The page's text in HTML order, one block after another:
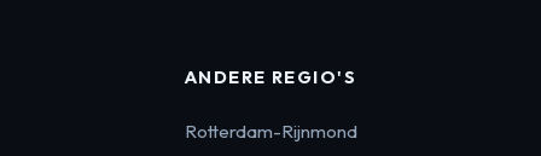
ANDERE REGIO'S
Rotterdam-Rijnmond